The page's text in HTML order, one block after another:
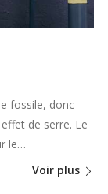
fossile, donc
de serre. Le
le…
Voir plus